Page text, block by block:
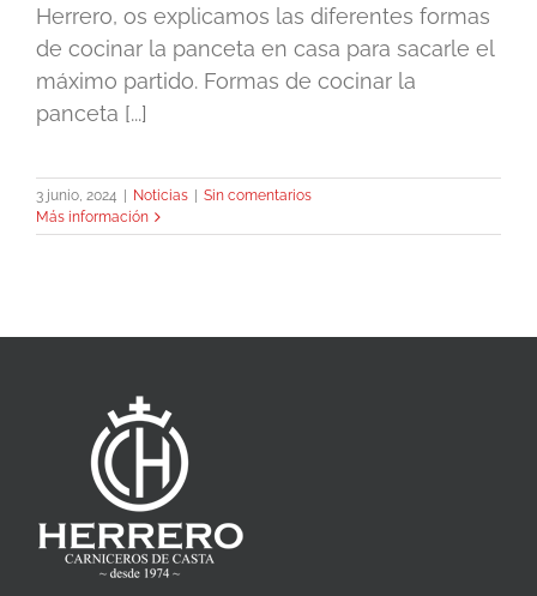
Herrero, os explicamos las diferentes formas
de cocinar la panceta en casa para sacarle el
máximo partido. Formas de cocinar la
panceta [...]
3 junio, 2024 Noticias
Sin comentarios
Más información